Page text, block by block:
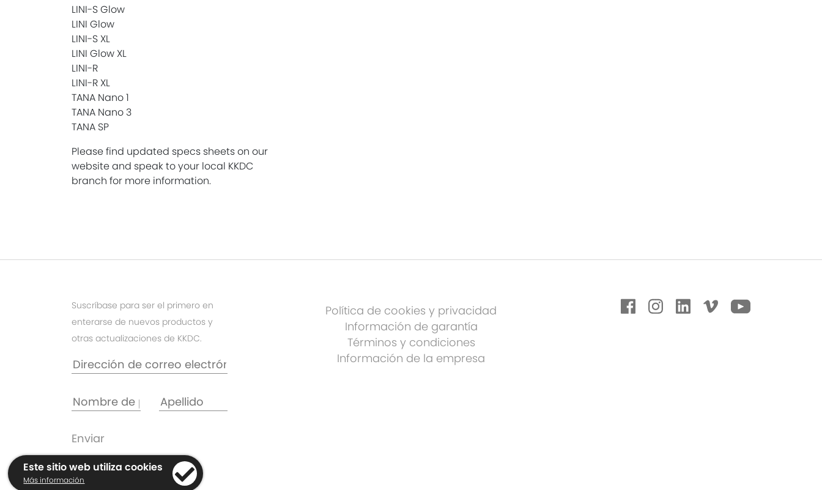
LINI-S Glow
LINI Glow
LINI-S XL
LINI Glow XL
LINI-R
LINI-R XL
TANA Nano 1
TANA Nano 3
TANA SP
Please find updated specs sheets on our
website and speak to your local KKDC
branch for more information.
Suscríbase para ser el primero en
enterarse de nuevos productos y
otras actualizaciones de KKDC.
Política de cookies y privacidad
Información de garantía
Términos y condiciones
Información de la empresa
Este sitio web utiliza cookies
Más información